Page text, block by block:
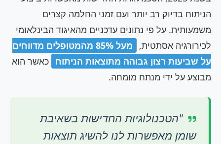
הניתוח בדיוק רב יותר ועם זמני החלמה קצרים
משמעותית. על פי נתונים עדכניים מהאיגוד הבינלאומי
לכירורגיה אסתטית,
מעל 85% מהמטופלים מדווחים
על שביעות רצון גבוהה מתוצאות הניתוח כאשר הוא
מבוצע על ידי מנתח מומחה.
"הטכנולוגיות החדישות בשאיבת
שומן מאפשרות לנו להשיג תוצאות